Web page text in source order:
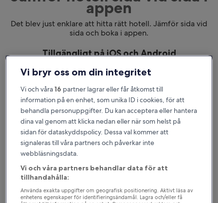
appen
Det blev just enklare att hitta rätt hotell. Jämför sida vid
sida och boka i appen.
Tillgängligt på iOS och Android
Anledningar att hämta vår app
Vi bryr oss om din integritet
Vi och våra16 partner lagrar eller får åtkomst till
information på en enhet, som unika ID i cookies, för att
behandla personuppgifter. Du kan acceptera eller hantera
dina val genom att klicka nedan eller när som helst på
sidan för dataskyddspolicy. Dessa val kommer att
signaleras till våra partners och påverkar inte
webbläsningsdata.
Vi och våra partners behandlar data för att
tillhandahålla:
Använda exakta uppgifter om geografisk positionering. Aktivt läsa av
enhetens egenskaper för identifieringsändamål. Lagra och/eller få